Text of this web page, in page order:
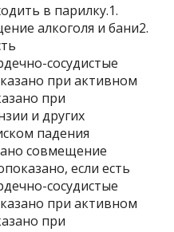
в парилку.1.
алкоголя и бани2.
сосудистые
при активном
при
и других
падения
совмещение
если есть
сосудистые
при активном
при